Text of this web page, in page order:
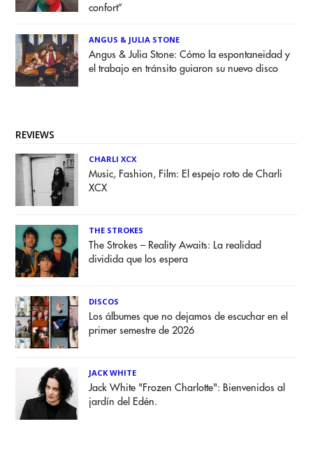
confort”
ANGUS & JULIA STONE
Angus & Julia Stone: Cómo la espontaneidad y
el trabajo en tránsito guiaron su nuevo disco
REVIEWS
CHARLI XCX
Music, Fashion, Film: El espejo roto de Charli
XCX
THE STROKES
The Strokes – Reality Awaits: La realidad
dividida que los espera
DISCOS
Los álbumes que no dejamos de escuchar en el
primer semestre de 2026
JACK WHITE
Jack White "Frozen Charlotte": Bienvenidos al
jardín del Edén.